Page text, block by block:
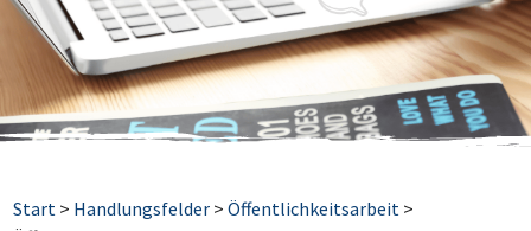
Start > Handlungsfelder >Öffentlichkeitsarbeit >